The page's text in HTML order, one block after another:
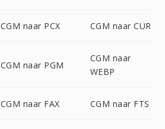
CGM naar PCX CGM naar CUR
CGM naar PGM
CGM naar
WEBP
CGM naar FAX CGM naar FTS